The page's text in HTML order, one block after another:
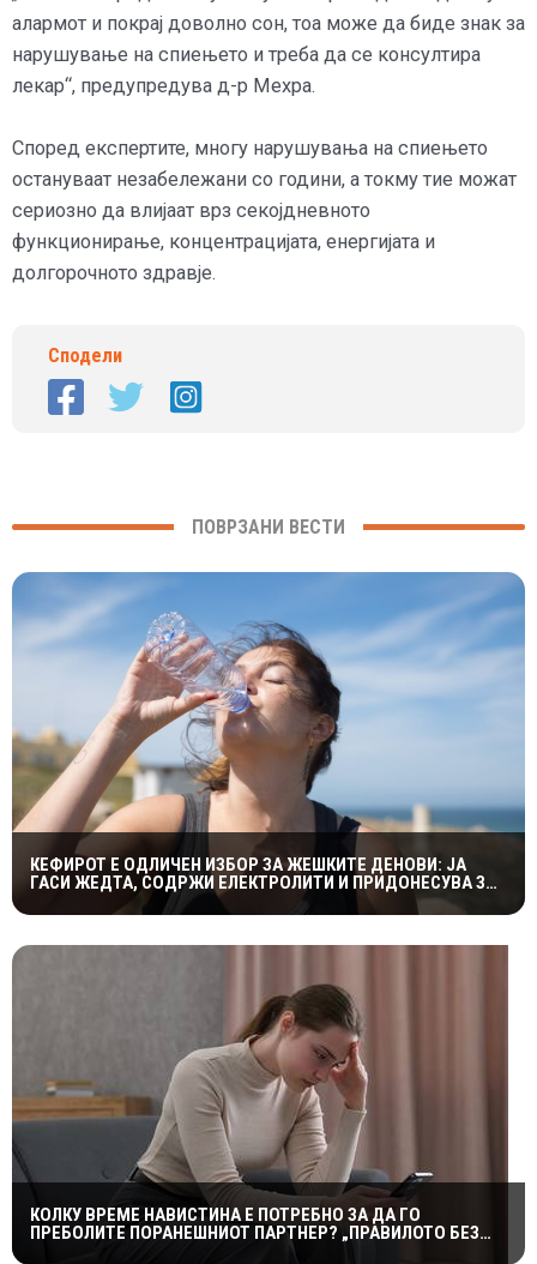
алармот и покрај доволно сон, тоа може да биде знак за
нарушување на спиењето и треба да се консултира
лекар“, предупредува д-р Мехра.
Според експертите, многу нарушувања на спиењето
остануваат незабележани со години, а токму тие можат
сериозно да влијаат врз секојдневното
функционирање, концентрацијата, енергијата и
долгорочното здравје.
Сподели
ПОВРЗАНИ ВЕСТИ
КЕФИРОТ Е ОДЛИЧЕН ИЗБОР ЗА ЖЕШКИТЕ ДЕНОВИ: ЈА
ГАСИ ЖЕДТА, СОДРЖИ ЕЛЕКТРОЛИТИ И ПРИДОНЕСУВА ЗА
ЗДРАВА ДИГЕСТИЈА
КОЛКУ ВРЕМЕ НАВИСТИНА Е ПОТРЕБНО ЗА ДА ГО
ПРЕБОЛИТЕ ПОРАНЕШНИОТ ПАРТНЕР? „ПРАВИЛОТО БЕЗ
КОНТАКТ“ НЕ Е МАГИЧНА ФОРМУЛА